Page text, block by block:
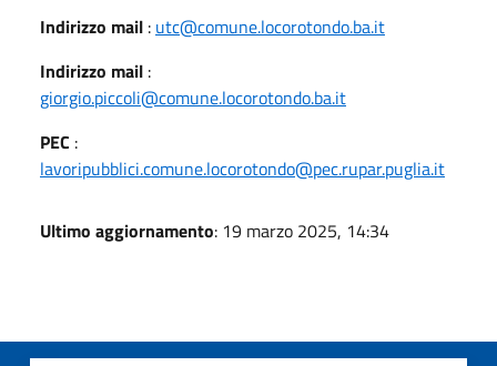
Indirizzo mail : utc@comune.locorotondo.ba.it
Indirizzo mail :
giorgio.piccoli@comune.locorotondo.ba.it
PEC :
lavoripubblici.comune.locorotondo@pec.rupar.puglia.it
Ultimo aggiornamento: 19 marzo 2025, 14:34